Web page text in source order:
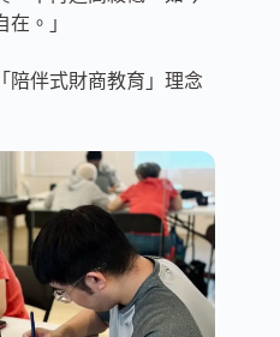
。」
陪伴式財商教育」理念